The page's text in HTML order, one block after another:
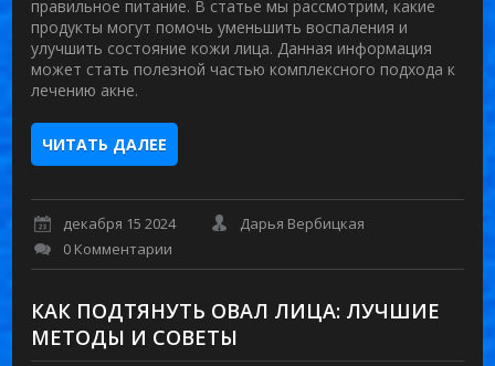
правильное питание. В статье мы рассмотрим, какие
продукты могут помочь уменьшить воспаления и
улучшить состояние кожи лица. Данная информация
может стать полезной частью комплексного подхода к
лечению акне.
ЧИТАТЬ ДАЛЕЕ
декабря 15 2024
Дарья Вербицкая
0 Комментарии
КАК ПОДТЯНУТЬ ОВАЛ ЛИЦА: ЛУЧШИЕ
МЕТОДЫ И СОВЕТЫ